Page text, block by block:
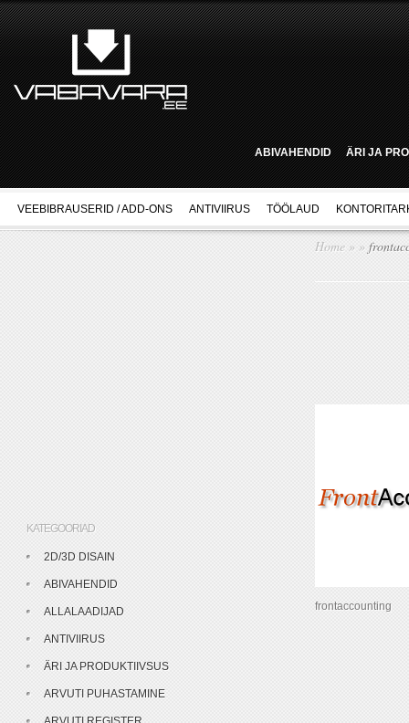
ABIVAHENDID ÄRI JA
VEEBIBRAUSERID / ADD-ONS ANTIVIIRUS TÖÖLAUD
Home » »
frontaccounting
KATEGOORIAD
2D/3D DISAIN
ABIVAHENDID
ALLALAADIJAD
ANTIVIIRUS
ÄRI JA PRODUKTIIVSUS
ARVUTI PUHASTAMINE